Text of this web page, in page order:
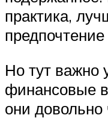
практика,
Но тут важно
финансовые
они довольно